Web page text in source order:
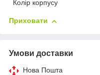
Колір корпусу
Приховати
Умови доставки
Нова Пошта